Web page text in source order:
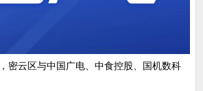
密云区与中国广电、中食控股、国机数科